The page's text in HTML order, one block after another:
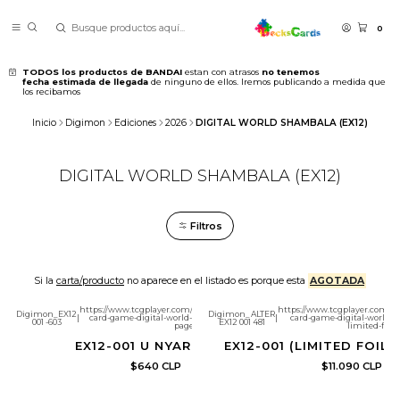
0
TODOS los productos de BANDAI estan con atrasos no tenemos
fecha estimada de llegada de ninguno de ellos. Iremos publicando a medida que
los recibamos
Inicio Digimon Ediciones 2026 DIGITAL WORLD SHAMBALA (EX12)
DIGITAL WORLD SHAMBALA (EX12)
Filtros
Si la carta/productono aparece en el listado es porque esta AGOTADA
Producto con límite de copias por
Digimon_EX12
001 -603
https://www.tcgplayer.com/product/696104/digimon-
card-game-digital-world-shambala-nyaromon?
page=1
EX12-001 U NYAROMON
$640 CLP
Producto con límite de copias por
Digimon_ALTER
EX12 001 481
https://www.tcgplayer.com/
card-game-digital-world-
limited-
EX12-001 (LIMITED FOIL)
$11.090 CLP